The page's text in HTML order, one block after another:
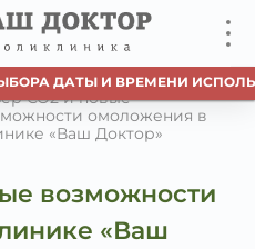
ДАТЫ И ВРЕМЕНИ
СО2 и новые
омоложения в
«Ваш Доктор»
возможности
«Ваш